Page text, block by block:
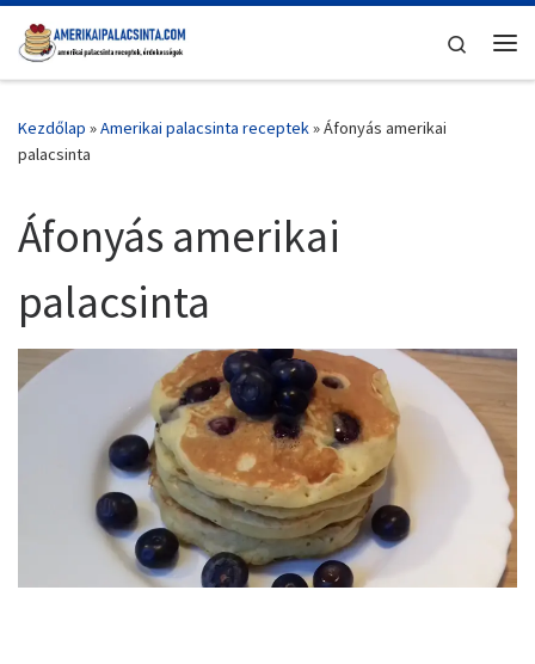
Skip to content
Search
Kezdőlap »Amerikai palacsinta receptek»Áfonyás amerikai
palacsinta
Áfonyás amerikai
palacsinta